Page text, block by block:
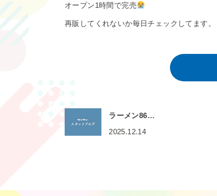
オープン1時間で完売
再販してくれないか毎日チェックしてます。
ラーメン86…
2025.12.14